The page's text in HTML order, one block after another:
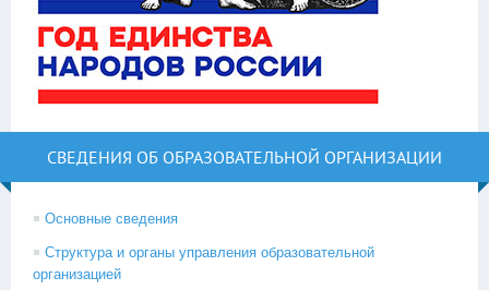
СВЕДЕНИЯ ОБ ОБРАЗОВАТЕЛЬНОЙ ОРГАНИЗАЦИИ
Основные сведения
Структура и органы управления образовательной
организацией